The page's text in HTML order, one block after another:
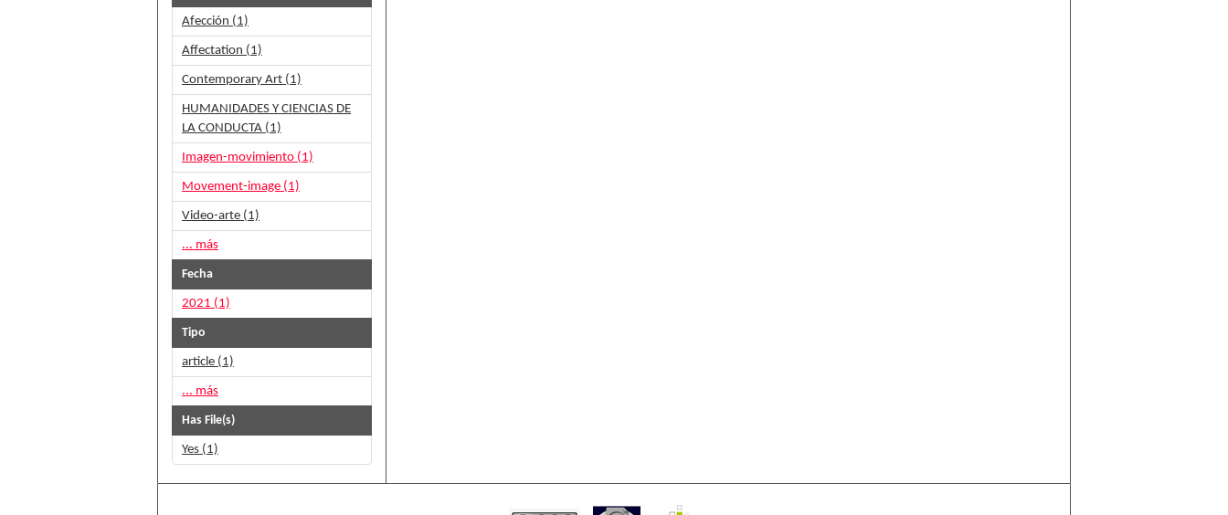
Afección (1)
Affectation (1)
Contemporary Art (1)
HUMANIDADES Y CIENCIAS DE
LA CONDUCTA (1)
Imagen-movimiento (1)
Movement-image (1)
Video-arte (1)
... más
Fecha
2021 (1)
Tipo
article (1)
... más
Has File(s)
Yes (1)